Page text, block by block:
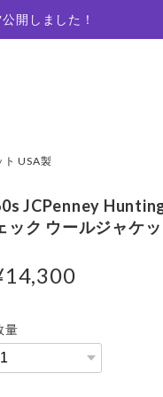
開しました！
USA製
JCPenney
ック ウールジャケ
量